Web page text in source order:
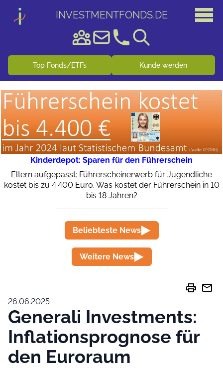
INVESTMENTFONDS.DE
Top Fonds/ETFs Kunde werden
Kinderdepot: Sparen für den Führerschein
Eltern aufgepasst: Führerscheinerwerb für Jugendliche
kostet bis zu 4.400 Euro. Was kostet der Führerschein in 10
bis 18 Jahren?
Beliebteste News
Weitere News
print mail
26.06.2025
Generali Investments:
Inflationsprognose für
den Euroraum